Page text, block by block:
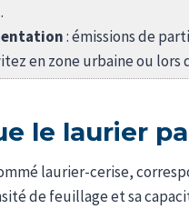
: émissions de
en zone urbaine ou lors
le laurier
laurier-cerise,
de feuillage et sa